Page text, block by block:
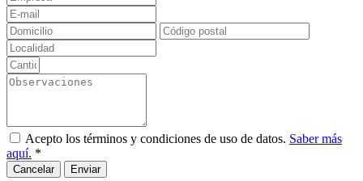
Acepto los términos y condiciones de uso de datos. Saber más
aquí. *
Cancelar